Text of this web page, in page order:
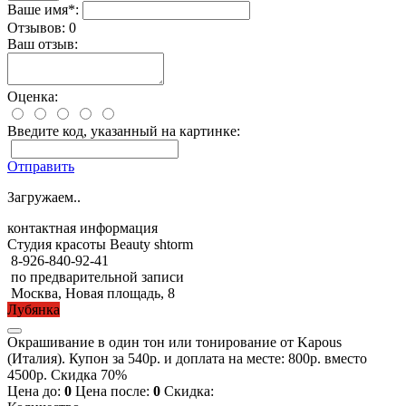
Ваше имя*:
Отзывов: 0
Ваш отзыв:
Оценка:
Введите код, указанный на картинке:
Отправить
Загружаем..
контактная информация
Студия красоты Beauty shtorm
8-926-840-92-41
по предварительной записи
Москва, Новая площадь, 8
Лубянка
Окрашивание в один тон или тонирование от Kapous
(Италия). Купон за 540р. и доплата на месте: 800р. вместо
4500р. Скидка 70%
Цена до: 0 Цена после: 0 Скидка: